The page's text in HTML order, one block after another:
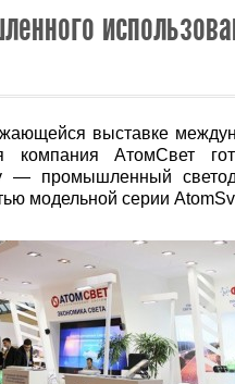
выставке
компания АтомСвет
— промышленный
модельной серии